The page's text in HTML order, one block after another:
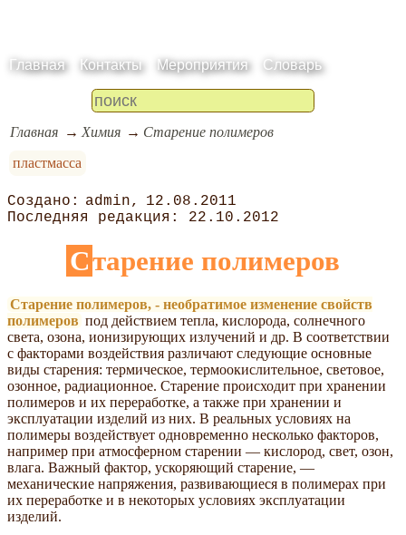
Главная Контакты Мероприятия Словарь
Главная Химия
Старение полимеров
пластмасса
admin
12.08.2011
22.10.2012
Старение полимеров
Старение полимеров, - необратимое изменение свойств
полимеров под действием тепла, кислорода, солнечного
света, озона, ионизирующих излучений и др. В соответствии
с факторами воздействия различают следующие основные
виды старения: термическое, термоокислительное, световое,
озонное, радиационное. Старение происходит при хранении
полимеров и их переработке, а также при хранении и
эксплуатации изделий из них. В реальных условиях на
полимеры воздействует одновременно несколько факторов,
например при атмосферном старении — кислород, свет, озон,
влага. Важный фактор, ускоряющий старение, —
механические напряжения, развивающиеся в полимерах при
их переработке и в некоторых условиях эксплуатации
изделий.